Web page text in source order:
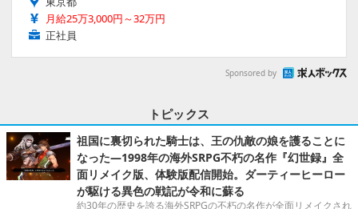
月給25万3,000円～32万円
正社員
Sponsored by
トピックス
祖国に裏切られた騎士は、王の仇敵の娘を護ることに
なった―1998年の海外SRPG不朽の名作『幻世録』全
面リメイク版、体験版配信開始。ダーティーヒーロー
が駆ける異色の戦記が令和に蘇る
約30年の歴史を誇る海外SRPGの不朽の名作が全面リメイクされ